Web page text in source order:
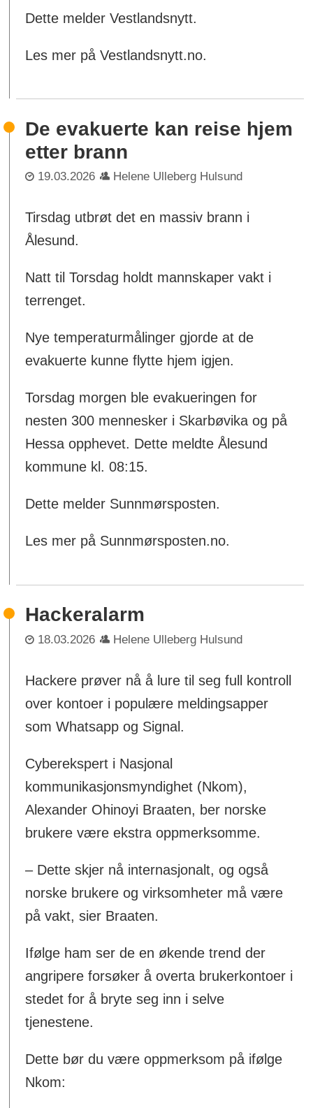
Dette melder Vestlandsnytt.
Les mer på Vestlandsnytt.no.
De evakuerte kan reise hjem
etter brann
19.03.2026 Helene Ulleberg Hulsund
Tirsdag utbrøt det en massiv brann i
Ålesund.
Natt til Torsdag holdt mannskaper vakt i
terrenget.
Nye temperaturmålinger gjorde at de
evakuerte kunne flytte hjem igjen.
Torsdag morgen ble evakueringen for
nesten 300 mennesker i Skarbøvika og på
Hessa opphevet. Dette meldte Ålesund
kommune kl. 08:15.
Dette melder Sunnmørsposten.
Les mer på Sunnmørsposten.no.
Hackeralarm
18.03.2026 Helene Ulleberg Hulsund
Hackere prøver nå å lure til seg full kontroll
over kontoer i populære meldingsapper
som Whatsapp og Signal.
Cyberekspert i Nasjonal
kommunikasjonsmyndighet (Nkom),
Alexander Ohinoyi Braaten, ber norske
brukere være ekstra oppmerksomme.
– Dette skjer nå internasjonalt, og også
norske brukere og virksomheter må være
på vakt, sier Braaten.
Ifølge ham ser de en økende trend der
angripere forsøker å overta brukerkontoer i
stedet for å bryte seg inn i selve
tjenestene.
Dette bør du være oppmerksom på ifølge
Nkom: